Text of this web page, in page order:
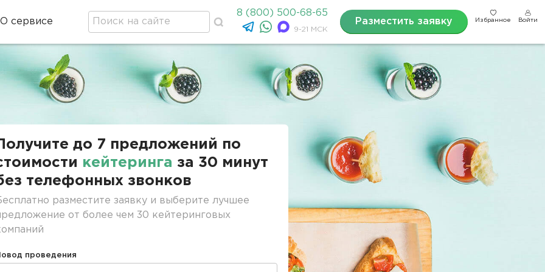
О сервисе
8 (800) 500-68-65
9-21 МСК
Разместить заявку Избранное Войти
до 7 предложений по
кейтеринга за 30 минут
телефонных звонков
разместите заявку и выберите лучшее
от более чем 30 кейтеринговых
проведения